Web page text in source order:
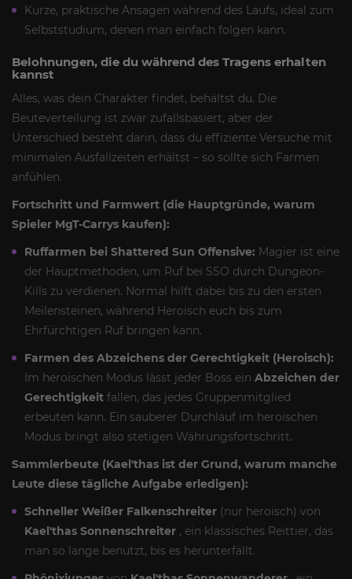
Kurze, praktische Ansagen während des Laufs, ideal zum
Selbststudium, denen man einfach folgen kann.
Belohnungen, die du während des Tragens erhalten
kannst
Alles, was dein Charakter findet, behältst du. Die
Beuteverteilung ist zwar zufallsbasiert, aber der
Unterschied besteht darin, dass du effiziente Versuche mit
minimalen Ausfallzeiten erhältst – so sollte sich Farmen
anfühlen.
Fortschritt und Farmwert (die Hauptgründe, warum
Spieler MgT-Carrys kaufen):
Ruffarmen bei Shattered Sun Offensive: Magier ist eine
der Hauptmethoden, um Ruf bei SSO durch Dungeon-
Kills zu verdienen. Normal hilft dabei bis zu den ersten
Meilensteinen, während Heroisch euch bis zum
Ehrfürchtigen Ruf bringen kann.
Farmen des Abzeichens der Gerechtigkeit (Heroisch):
Im heroischen Modus lässt jeder Boss ein Abzeichen der
Gerechtigkeit fallen, das jedes Gruppenmitglied
erbeuten kann. Ein sauberer Durchlauf im heroischen
Modus bringt also stetigen Währungsfortschritt.
Sammlerbeute (Kael'thas ist der Grund, warum manche
Leute diese tägliche Aufgabe erledigen):
Schneller Weißer Falkenschreiter (nur heroisch) von
Kael'thas Sonnenschreiter , ein klassisches Reittier, das
man so lange benutzt, bis es herunterfällt.